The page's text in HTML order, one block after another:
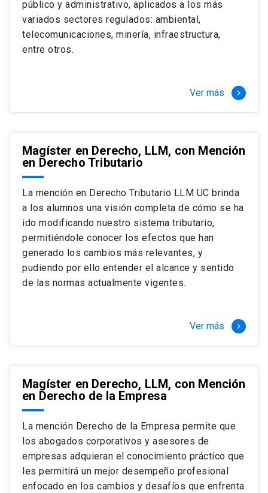
Si optas por la modalidad Full Time:
El LLM UC Full Time es una versión del programa
destinado principalmente a extranjeros, que permite
necesidades y expectativas profesionales, eligiendo
completamente al programa o compatibilizarás un
estudio intenso y exigente, con una muy baja carga
laboral, de marzo a noviembre, para dedicarte
completamente a la actividad de graduación de
diciembre a marzo.
2 cursos mínimos (10 créditos) Primer
semestre
+ 5 cursos a elección (50 créditos) Primer
semestre
+ 4 cursos a elección (40 créditos)
tres meses a tiempo completo (20
Juan Ignacio Piña Rochefort
Director Magíster en Derecho, LLM UC
público y administrativo, aplicados a los más
variados sectores regulados: ambiental,
telecomunicaciones, minería, infraestructura,
entre otros.
Ver más keyboard_arrow_right
Magíster en Derecho, LLM, con Mención
en Derecho Tributario
La mención en Derecho Tributario LLM UC brinda
a los alumnos una visión completa de cómo se ha
ido modificando nuestro sistema tributario,
permitiéndole conocer los efectos que han
generado los cambios más relevantes, y
pudiendo por ello entender el alcance y sentido
de las normas actualmente vigentes.
Ver más keyboard_arrow_right
Magíster en Derecho, LLM, con Mención
en Derecho de la Empresa
La mención Derecho de la Empresa permite que
los abogados corporativos y asesores de
empresas adquieran el conocimiento práctico que
les permitirá un mejor desempeño profesional
enfocado en los cambios y desafíos que enfrenta